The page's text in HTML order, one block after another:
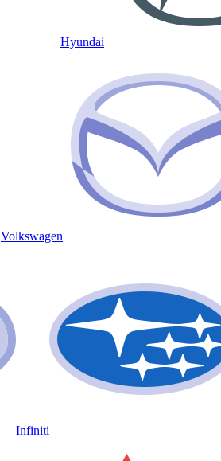
Hyundai
Volkswagen
Infiniti